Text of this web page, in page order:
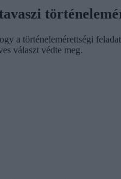
a történelemérettségi
választ védte meg.